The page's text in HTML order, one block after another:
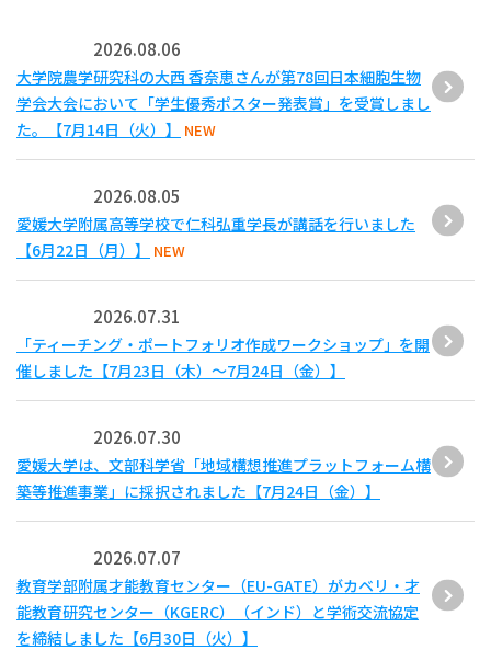
2026.08.06
大学院農学研究科の大西 香奈恵さんが第78回日本細胞生物
学会大会において「学生優秀ポスター発表賞」を受賞しまし
た。【7月14日（火）】
NEW
2026.08.05
愛媛大学附属高等学校で仁科弘重学長が講話を行いました
【6月22日（月）】
NEW
2026.07.31
「ティーチング・ポートフォリオ作成ワークショップ」を開
催しました【7月23日（木）～7月24日（金）】
2026.07.30
愛媛大学は、文部科学省「地域構想推進プラットフォーム構
築等推進事業」に採択されました【7月24日（金）】
2026.07.07
教育学部附属才能教育センター（EU-GATE）がカベリ・才
能教育研究センター（KGERC）（インド）と学術交流協定
を締結しました【6月30日（火）】